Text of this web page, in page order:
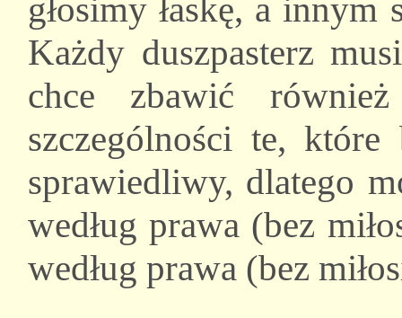
głosimy łaskę, a
Każdy duszpasterz
chce zbawić
szczególności te,
sprawiedliwy, dlatego
według prawa (bez
według prawa (bez